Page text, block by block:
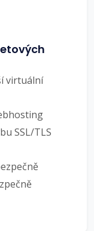
virtuální
SSL/TLS